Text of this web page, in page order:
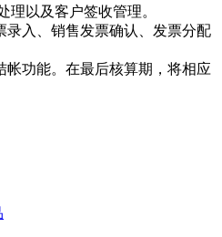
理以及客户签收管理。
录入、销售发票确认、发票分配
帐功能。在最后核算期，将相应